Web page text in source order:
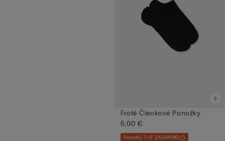
Froté Členkové Ponožky
5,00 €
Ponožky 3+3 ZADARMO